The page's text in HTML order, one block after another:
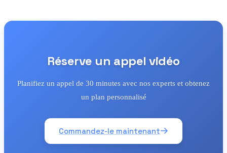
Réserve un appel vidéo
Planifiez un appel de 30 minutes avec nos experts et obtenez
un plan personnalisé
Commandez-le maintenant